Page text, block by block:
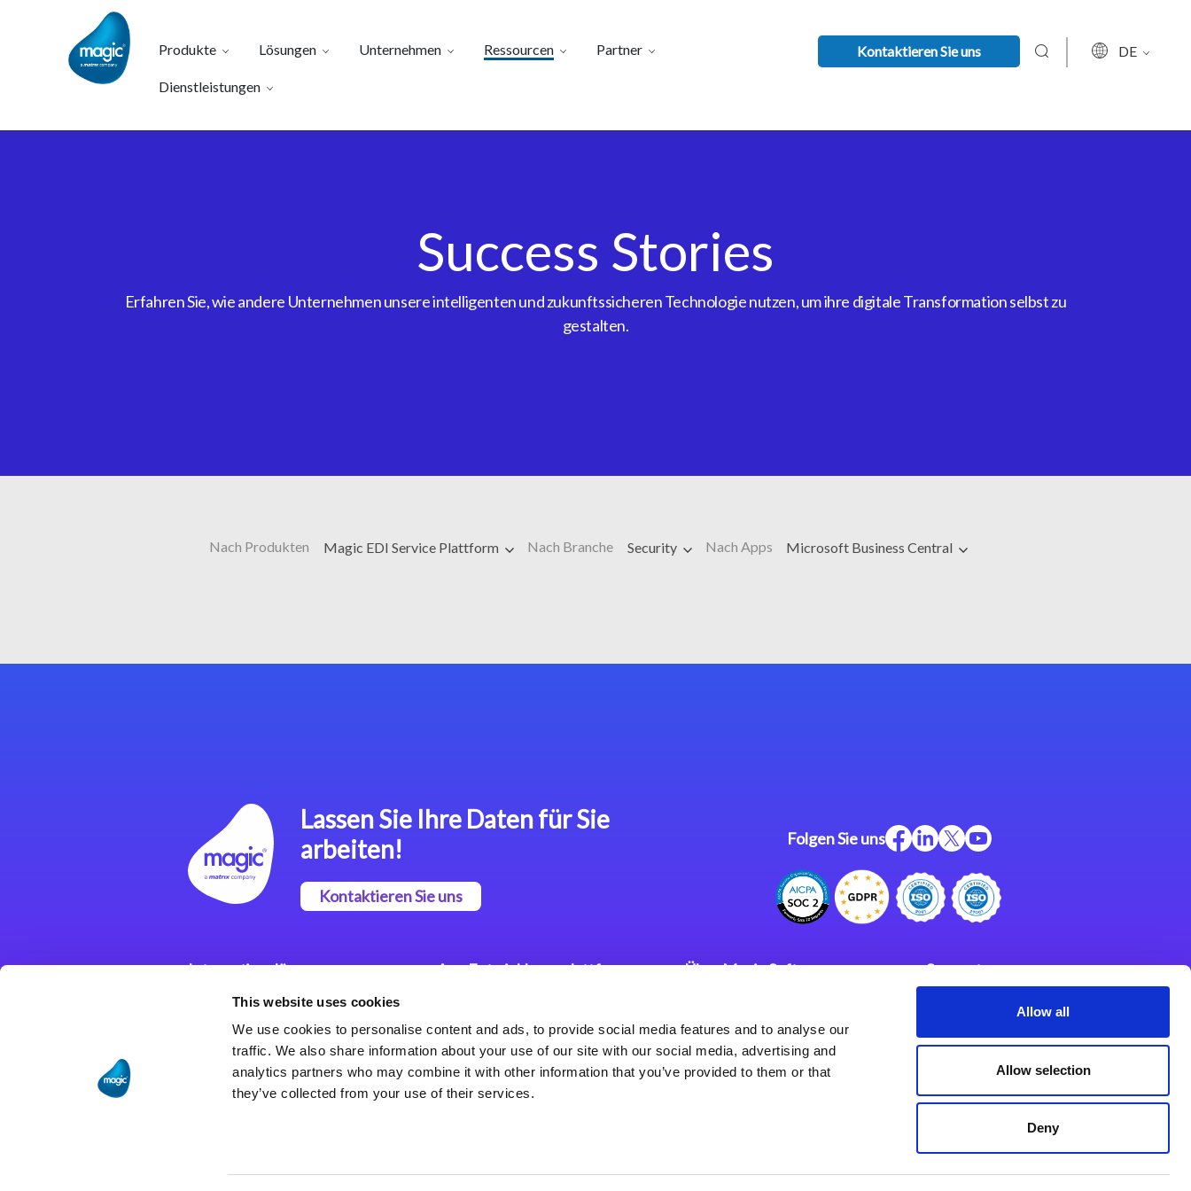
This website uses cookies
We use cookies to personalise content and ads, to provide social media features and to analyse our
traffic. We also share information about your use of our site with our social media, advertising and
analytics partners who may combine it with other information that you’ve provided to them or that
they’ve collected from your use of their services.
Allow all
Allow selection
Deny
Produkte Lösungen Unternehmen Ressourcen Partner
Dienstleistungen
Kontaktieren Sie uns DE
Success Stories
Erfahren Sie, wie andere Unternehmen unsere intelligenten und zukunftssicheren Technologie nutzen, um ihre digitale Transformation selbst zu
gestalten.
Nach Produkten Magic EDI Service Plattform Nach Branche Security Nach Apps Microsoft Business Central
Lassen Sie Ihre Daten für Sie
arbeiten!
Kontaktieren Sie uns
Folgen Sie uns
Integrationslösungen
Magic xpi
Integrationsplattform
App Entwicklungsplattform
Plattform
Magic xpa Web Application
Framework
Über Magic Software
Karriere
Datenschutzerklärung
Weltweite Niederlassungen
Support
Impressum